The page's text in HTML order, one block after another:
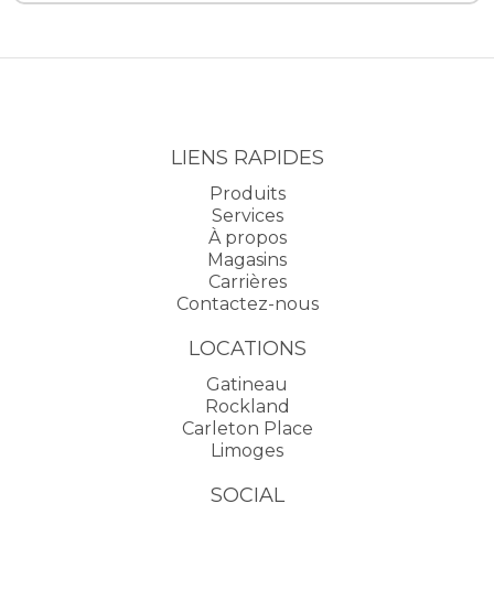
LIENS RAPIDES
Produits
Services
À propos
Magasins
Carrières
Contactez-nous
LOCATIONS
Gatineau
Rockland
Carleton Place
Limoges
SOCIAL